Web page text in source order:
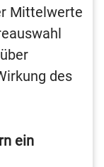
Mittelwerte
des
ein